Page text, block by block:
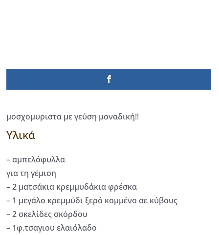
μοσχομυριστα με γεύση μοναδική!!
Υλικά
– αμπελόφυλλα
για τη γέμιση
– 2 ματσάκια κρεμμυδάκια φρέσκα
– 1 μεγάλο κρεμμύδι ξερό κομμένο σε κύβους
– 2 σκελίδες σκόρδου
– 1φ.τσαγιου ελαιόλαδο